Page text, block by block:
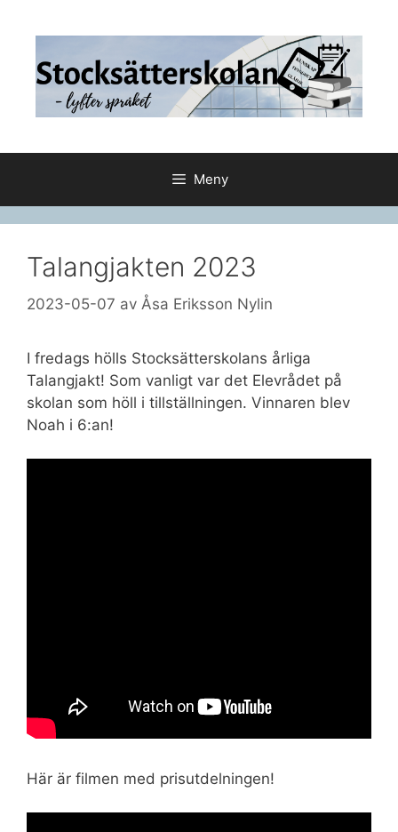
Meny
Talangjakten 2023
2023-05-07 av Åsa Eriksson Nylin
I fredags hölls Stocksätterskolans årliga
Talangjakt! Som vanligt var det Elevrådet på
skolan som höll i tillställningen. Vinnaren blev
Noah i 6:an!
Här är filmen med prisutdelningen!